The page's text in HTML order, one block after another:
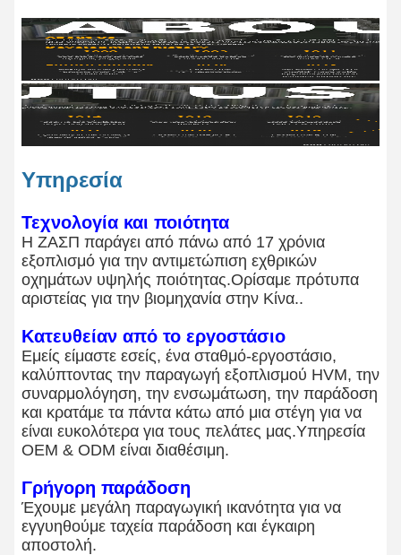
Υπηρεσία
Τεχνολογία και ποιότητα
Η ΖΑΣΠ παράγει από πάνω από 17 χρόνια
εξοπλισμό για την αντιμετώπιση εχθρικών
οχημάτων υψηλής ποιότητας.Ορίσαμε πρότυπα
αριστείας για την βιομηχανία στην Κίνα..
Κατευθείαν από το εργοστάσιο
Εμείς είμαστε εσείς, ένα σταθμό-εργοστάσιο,
καλύπτοντας την παραγωγή εξοπλισμού HVM, την
συναρμολόγηση, την ενσωμάτωση, την παράδοση
και κρατάμε τα πάντα κάτω από μια στέγη για να
είναι ευκολότερα για τους πελάτες μας.Υπηρεσία
OEM & ODM είναι διαθέσιμη.
Γρήγορη παράδοση
Έχουμε μεγάλη παραγωγική ικανότητα για να
εγγυηθούμε ταχεία παράδοση και έγκαιρη
αποστολή.